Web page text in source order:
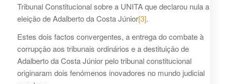
Tribunal Constitucional sobre a UNITA que declarou nula a
eleição de Adalberto da Costa Júnior[3].
Estes dois factos convergentes, a entrega do combate à
corrupção aos tribunais ordinários e a destituição de
Adalberto da Costa Júnior pelo tribunal constitucional
originaram dois fenómenos inovadores no mundo judicial